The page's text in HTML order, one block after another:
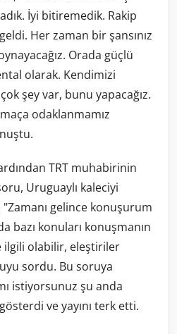
İyi bitiremedik. Rakip
Her zaman bir şansınız
Orada güçlü
olarak. Kendimizi
şey var, bunu yapacağız.
odaklanmamız
TRT muhabirinin
Uruguaylı kaleciyi
gelince konuşurum
bazı konuları konuşmanın
ilgili olabilir, eleştiriler
sordu. Bu soruya
istiyorsunuz şu anda
ve yayını terk etti.